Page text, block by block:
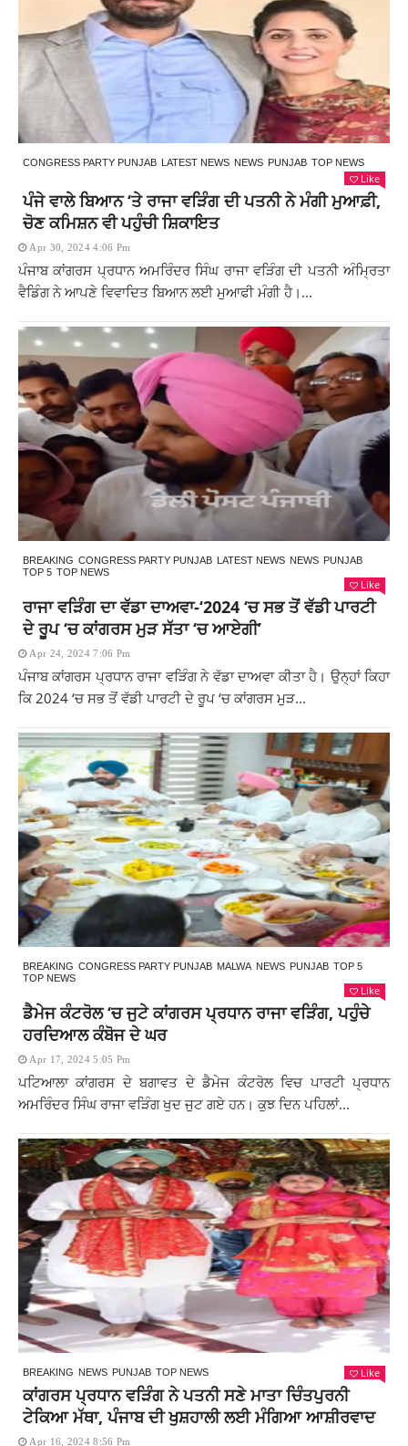
CONGRESS PARTY PUNJAB LATEST NEWS NEWS PUNJAB TOP NEWS
Like
ਪੰਜੇ ਵਾਲੇ ਬਿਆਨ ‘ਤੇ ਰਾਜਾ ਵੜਿੰਗ ਦੀ ਪਤਨੀ ਨੇ ਮੰਗੀ ਮੁਆਫ਼ੀ,
ਚੋਣ ਕਮਿਸ਼ਨ ਵੀ ਪਹੁੰਚੀ ਸ਼ਿਕਾਇਤ
Apr 30, 2024 4:06 Pm
ਪੰਜਾਬ ਕਾਂਗਰਸ ਪ੍ਰਧਾਨ ਅਮਰਿੰਦਰ ਸਿੰਘ ਰਾਜਾ ਵੜਿੰਗ ਦੀ ਪਤਨੀ ਅੰਮ੍ਰਿਤਾ
ਵੈਡਿੰਗ ਨੇ ਆਪਣੇ ਵਿਵਾਦਿਤ ਬਿਆਨ ਲਈ ਮੁਆਫੀ ਮੰਗੀ ਹੈ।...
BREAKING CONGRESS PARTY PUNJAB LATEST NEWS NEWS PUNJAB
TOP 5 TOP NEWS
Like
ਰਾਜਾ ਵੜਿੰਗ ਦਾ ਵੱਡਾ ਦਾਅਵਾ-‘2024 ‘ਚ ਸਭ ਤੋਂ ਵੱਡੀ ਪਾਰਟੀ
ਦੇ ਰੂਪ ‘ਚ ਕਾਂਗਰਸ ਮੁੜ ਸੱਤਾ ‘ਚ ਆਏਗੀ’
Apr 24, 2024 7:06 Pm
ਪੰਜਾਬ ਕਾਂਗਰਸ ਪ੍ਰਧਾਨ ਰਾਜਾ ਵੜਿੰਗ ਨੇ ਵੱਡਾ ਦਾਅਵਾ ਕੀਤਾ ਹੈ। ਉਨ੍ਹਾਂ ਕਿਹਾ
ਕਿ 2024 ‘ਚ ਸਭ ਤੋਂ ਵੱਡੀ ਪਾਰਟੀ ਦੇ ਰੂਪ ‘ਚ ਕਾਂਗਰਸ ਮੁੜ...
BREAKING CONGRESS PARTY PUNJAB MALWA NEWS PUNJAB TOP 5
TOP NEWS
Like
ਡੈਮੇਜ ਕੰਟਰੋਲ ‘ਚ ਜੁਟੇ ਕਾਂਗਰਸ ਪ੍ਰਧਾਨ ਰਾਜਾ ਵੜਿੰਗ, ਪਹੁੰਚੇ
ਹਰਦਿਆਲ ਕੰਬੋਜ ਦੇ ਘਰ
Apr 17, 2024 5:05 Pm
ਪਟਿਆਲਾ ਕਾਂਗਰਸ ਦੇ ਬਗਾਵਤ ਦੇ ਡੈਮੇਜ ਕੰਟਰੋਲ ਵਿਚ ਪਾਰਟੀ ਪ੍ਰਧਾਨ
ਅਮਰਿੰਦਰ ਸਿੰਘ ਰਾਜਾ ਵੜਿੰਗ ਖੁਦ ਜੁਟ ਗਏ ਹਨ। ਕੁਝ ਦਿਨ ਪਹਿਲਾਂ...
BREAKING NEWS PUNJAB TOP NEWS Like
ਕਾਂਗਰਸ ਪ੍ਰਧਾਨ ਵੜਿੰਗ ਨੇ ਪਤਨੀ ਸਣੇ ਮਾਤਾ ਚਿੰਤਪੁਰਨੀ
ਟੇਕਿਆ ਮੱਥਾ, ਪੰਜਾਬ ਦੀ ਖੁਸ਼ਹਾਲੀ ਲਈ ਮੰਗਿਆ ਆਸ਼ੀਰਵਾਦ
Apr 16, 2024 8:56 Pm